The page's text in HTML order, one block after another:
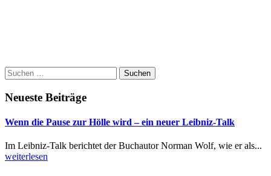
Suchen
nach:
Neueste Beiträge
Wenn die Pause zur Hölle wird – ein neuer Leibniz-Talk
Im Leibniz-Talk berichtet der Buchautor Norman Wolf, wie er als...
weiterlesen